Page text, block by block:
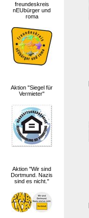
freundeskreis
nEUbürger und
roma
Aktion "Siegel für
Vermieter"
Aktion "Wir sind
Dortmund. Nazis
sind es nicht."